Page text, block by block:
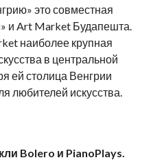
это совместная
и Art Market Будапешта.
наиболее крупная
в центральной
ей столица Венгрии
любителей искусства.
Bolero и PianoPlays.